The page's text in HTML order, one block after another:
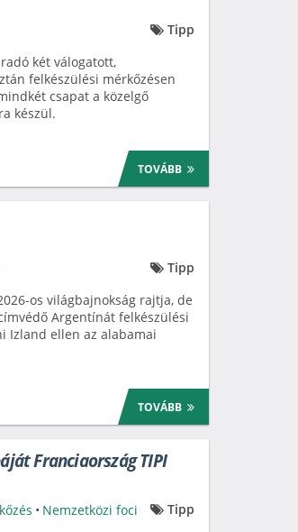
Tipp
két válogatott,
felkészülési mérkőzésen
csapat a közelgő
készül.
TOVÁBB
Tipp
os világbajnokság rajtja, de
Argentínát felkészülési
Izland ellen az alabamai
TOVÁBB
Franciaország TIPI
• Nemzetközi foci
Tipp